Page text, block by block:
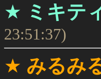
★ ミキテ
23:51:37)
★ みるみ